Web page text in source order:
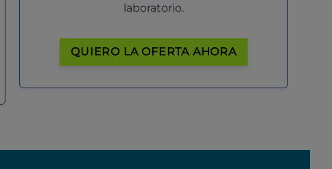
laboratorio.
QUIERO LA OFERTA AHORA